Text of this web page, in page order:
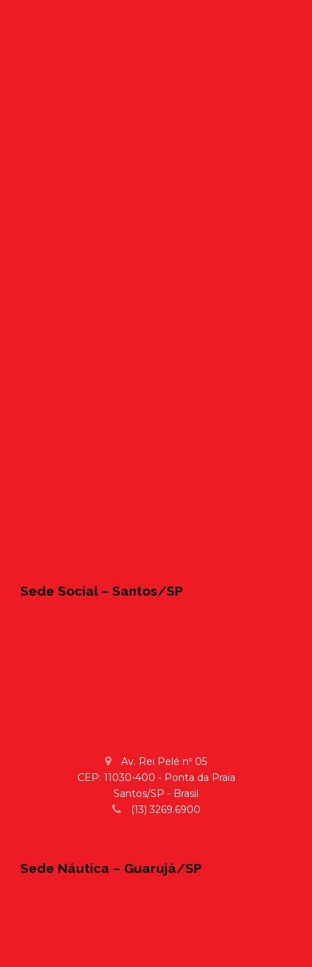
Sede Social – Santos/SP
Av. Rei Pelé nº 05
CEP: 11030-400 - Ponta da Praia
Santos/SP - Brasil
(13) 3269.6900
Sede Náutica – Guarujá/SP